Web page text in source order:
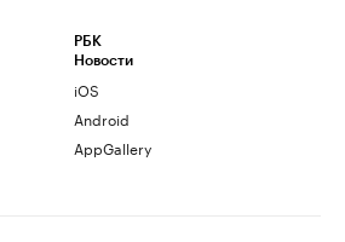
РБК
Новости
iOS
Android
AppGallery